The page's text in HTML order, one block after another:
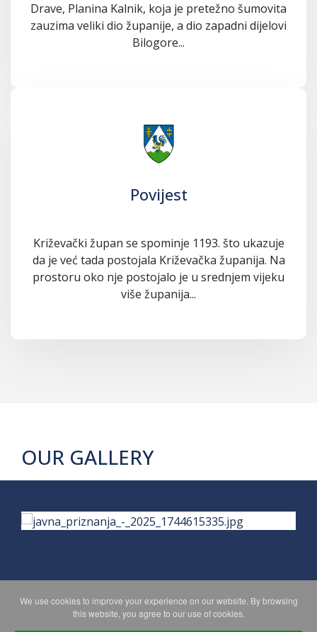
Drave, Planina Kalnik, koja je pretežno šumovita
zauzima veliki dio županije, a dio zapadni dijelovi
Bilogore...
Povijest
Križevački župan se spominje 1193. što ukazuje
da je već tada postojala Križevačka županija. Na
prostoru oko nje postojalo je u srednjem vijeku
više županija...
OUR GALLERY
PRIVACY POLICY MAPA WEBA
We use cookies to improve your experience on our website. By browsing
this website, you agree to our use of cookies.